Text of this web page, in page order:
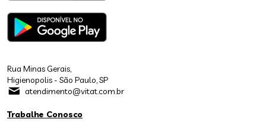
Rua Minas Gerais,
Higienopolis - São Paulo, SP
atendimento@vitat.com.br
Trabalhe Conosco